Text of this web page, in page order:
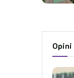
Opini